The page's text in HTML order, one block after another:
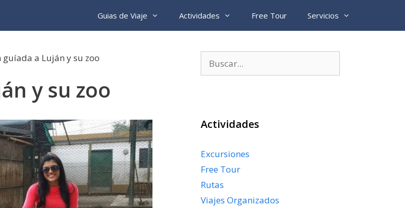
Guias de Viaje Actividades Free Tour Servicios
guíada a Luján y su zoo
y su zoo
Actividades
Excursiones
Free Tour
Rutas
Viajes Organizados